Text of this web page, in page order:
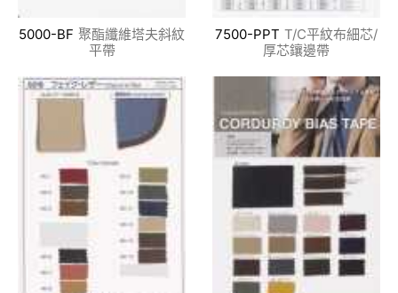
5000-BF 聚酯纖維塔夫斜紋
平帶
7500-PPT T/C平紋布細芯/
厚芯鑲邊帶